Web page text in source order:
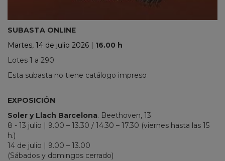
SUBASTA ONLINE
Martes, 14 de julio 2026
16.00 h
Lotes 1 a 290
Esta subasta no tiene catálogo impreso
EXPOSICIÓN
Soler y Llach Barcelona. Beethoven, 13
8 - 13 julio | 9.00 – 13.30 / 14.30 – 17.30 (viernes hasta las 15
h.)
14 de julio |
9.00 – 13.00
(Sábados y domingos cerrado)